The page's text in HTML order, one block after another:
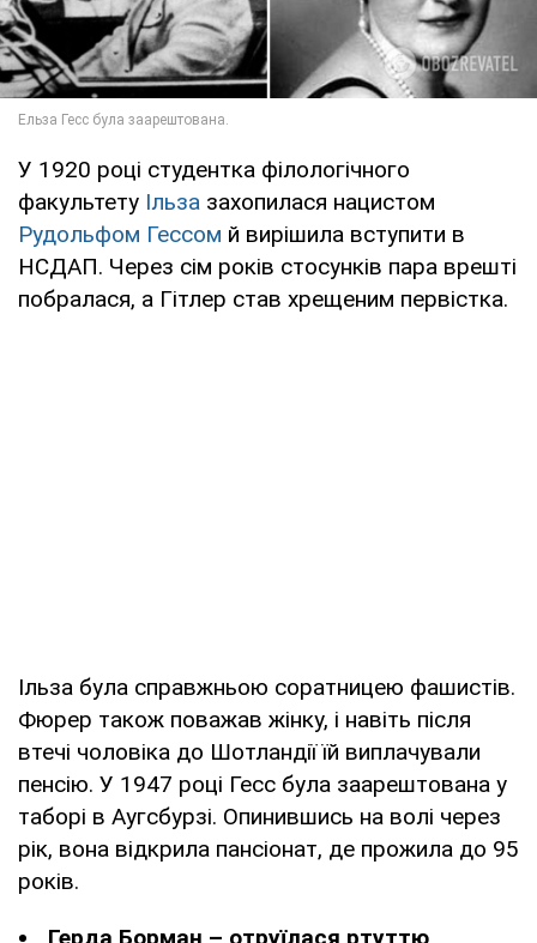
У 1920 році студентка філологічного
факультету Ільза захопилася нацистом
Рудольфом Гессом й вирішила вступити в
НСДАП. Через сім років стосунків пара врешті
побралася, а Гітлер став хрещеним первістка.
Ільза була справжньою соратницею фашистів.
Фюрер також поважав жінку, і навіть після
втечі чоловіка до Шотландії їй виплачували
пенсію. У 1947 році Гесс була заарештована у
таборі в Аугсбурзі. Опинившись на волі через
рік, вона відкрила пансіонат, де прожила до 95
років.